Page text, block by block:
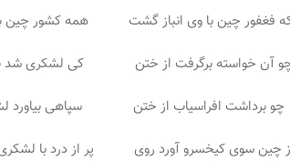
فغفور چین با وی انباز گشت همه کشور چین
آن خواسته برگرفت از ختن کی لشکری شد بر
چو برداشت افراسیاب از ختن سپاهی بیاورد
ز چین سوی کیخسرو آورد روی پر از درد با